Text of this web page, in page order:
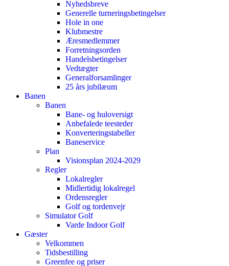
Nyhedsbreve
Generelle turneringsbetingelser
Hole in one
Klubmestre
Æresmedlemmer
Forretningsorden
Handelsbetingelser
Vedtægter
Generalforsamlinger
25 års jubilæum
Banen
Banen
Bane- og huloversigt
Anbefalede teesteder
Konverteringstabeller
Baneservice
Plan
Visionsplan 2024-2029
Regler
Lokalregler
Midlertidig lokalregel
Ordensregler
Golf og tordenvejr
Simulator Golf
Varde Indoor Golf
Gæster
Velkommen
Tidsbestilling
Greenfee og priser